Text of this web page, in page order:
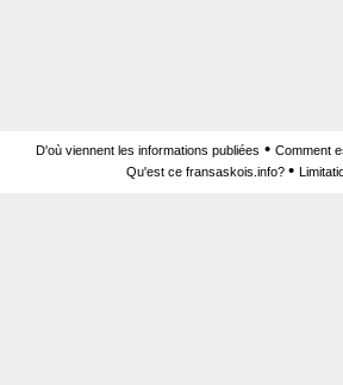
D'où viennent les informations publiées • Comment
Qu'est ce fransaskois.info? •